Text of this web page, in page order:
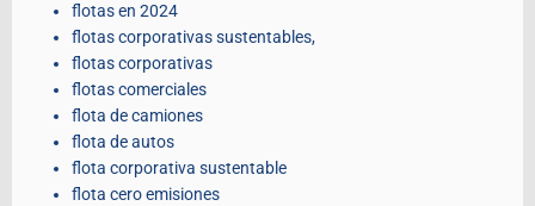
flotas en 2024
flotas corporativas sustentables,
flotas corporativas
flotas comerciales
flota de camiones
flota de autos
flota corporativa sustentable
flota cero emisiones